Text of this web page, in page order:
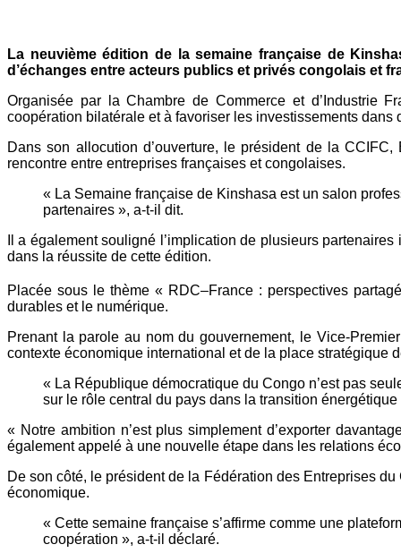
La neuvième édition de la semaine française de
d’échanges entre acteurs publics et privés congolais et
Organisée par la Chambre de Commerce et d’Industrie
coopération bilatérale et à favoriser les investissements dans
Dans son allocution d’ouverture, le président de la
rencontre entre entreprises françaises et congolaises.
« La Semaine française de Kinshasa est un salon
partenaires », a-t-il dit.
Il a également souligné l’implication de plusieurs
dans la réussite de cette édition.
Placée sous le thème « RDC–France : perspectives
durables et le numérique.
Prenant la parole au nom du gouvernement, le Vice-
contexte économique international et de la place stratégique
« La République démocratique du Congo n’est pas
sur le rôle central du pays dans la transition
« Notre ambition n’est plus simplement d’exporter
également appelé à une nouvelle étape dans les relations
De son côté, le président de la Fédération des Entreprises
économique.
« Cette semaine française s’affirme comme une
coopération », a-t-il déclaré.